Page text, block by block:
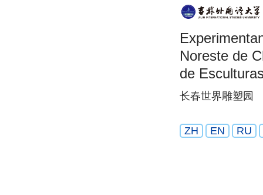
Noreste de
de
长春世界雕塑园
ZH EN RU